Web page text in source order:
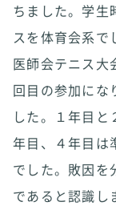
ちました。学生
スを体育会系で
医師会テニス大
回目の参加にな
した。１年目と
年目、４年目は
でした。敗因を
であると認識し